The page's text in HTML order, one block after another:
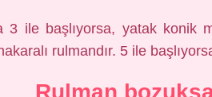
ile başlıyorsa, yatak konik
rulmandır. 5 ile
Rulman